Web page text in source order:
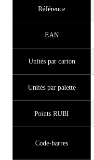
Référence
EAN
Unités par carton
Unités par palette
Points RUBI
Code-barres